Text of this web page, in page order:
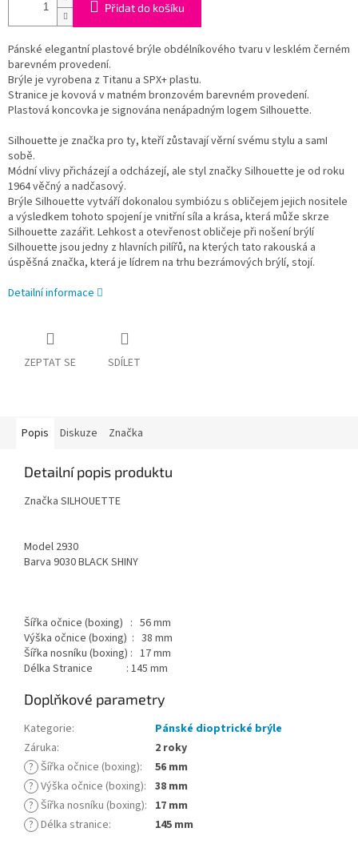
Přidat do košíku
Pánské elegantní plastové brýle obdélníkového tvaru v lesklém černém
barevném provedení.
Brýle je vyrobena z Titanu a SPX+ plastu.
Stranice je kovová v matném bronzovém barevném provedení.
Plastová koncovka je signována nenápadným logem Silhouette.
Silhouette je značka pro ty, kteří zůstavají věrní svému stylu a samI
sobě.
Módní vlivy přicházejí a odcházejí, ale styl značky Silhouette je od roku
1964 věčný a nadčasový.
Brýle Silhouette vytváří dokonalou symbiózu s obličejem jejich nositele
a výsledkem tohoto spojení je vnitřní síla a krása, která může skrze
Silhouette zazářit. Lehkost a otevřenost obličeje při nošení brýlí
Silhouette jsou jedny z hlavních pilířů, na kterých tato rakouská a
úspěšná značka, která je lídrem na trhu bezrámových brýlí, stojí.
Detailní informace
ZEPTAT SE SDÍLET
Popis Diskuze Značka
Detailní popis produktu
Značka SILHOUETTE
Model 2930
Barva 9030 BLACK SHINY
Šířka očnice (boxing) : 56 mm
Výška očnice (boxing) : 38 mm
Šířka nosníku (boxing) : 17 mm
Délka Stranice : 145 mm
Doplňkové parametry
Kategorie:
Pánské dioptrické brýle
Záruka:
2 roky
? Šířka očnice (boxing):
56 mm
? Výška očnice (boxing): 38 mm
? Šířka nosníku (boxing): 17 mm
? Délka stranice: 145 mm